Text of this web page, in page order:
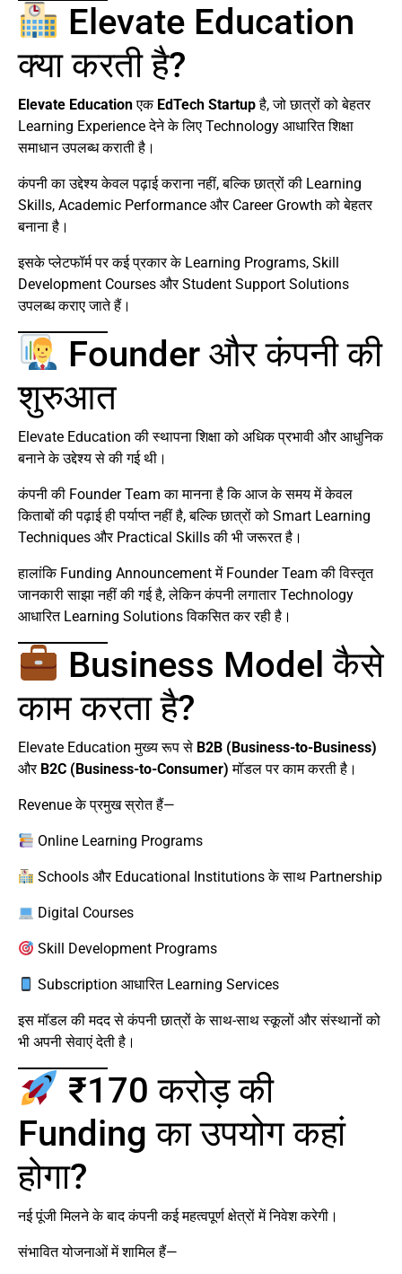
Elevate Education
क्या करती है?
Elevate Educationएक EdTech Startupहै, जो छात्रों को बेहतर
Learning Experience देने के लिए Technology आधारित शिक्षा
समाधान उपलब्ध कराती है।
कंपनी का उद्देश्य केवल पढ़ाई कराना नहीं, बल्कि छात्रों की Learning
Skills, Academic Performance और Career Growth को बेहतर
बनाना है।
इसके प्लेटफॉर्म पर कई प्रकार के Learning Programs, Skill
Development Courses और Student Support Solutions
उपलब्ध कराए जाते हैं।
Founder और कंपनी की
शुरुआत
Elevate Education की स्थापना शिक्षा को अधिक प्रभावी और आधुनिक
बनाने के उद्देश्य से की गई थी।
कंपनी की Founder Team का मानना है कि आज के समय में केवल
किताबों की पढ़ाई ही पर्याप्त नहीं है, बल्कि छात्रों को Smart Learning
Techniques और Practical Skills की भी जरूरत है।
हालांकि Funding Announcement में Founder Team की विस्तृत
जानकारी साझा नहीं की गई है, लेकिन कंपनी लगातार Technology
आधारित Learning Solutions विकसित कर रही है।
Business Model कैसे
काम करता है?
Elevate Education मुख्य रूप से B2B (Business-to-Business)
और B2C (Business-to-Consumer) मॉडल पर काम करती है।
Revenue के प्रमुख स्रोत हैं—
Online Learning Programs
Schools और Educational Institutions के साथ Partnership
Digital Courses
Skill Development Programs
Subscription आधारित Learning Services
इस मॉडल की मदद से कंपनी छात्रों के साथ-साथ स्कूलों और संस्थानों को
भी अपनी सेवाएं देती है।
₹170 करोड़ की
Funding का उपयोग कहां
होगा?
नई पूंजी मिलने के बाद कंपनी कई महत्वपूर्ण क्षेत्रों में निवेश करेगी।
संभावित योजनाओं में शामिल हैं—